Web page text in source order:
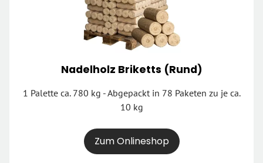
Nadelholz Briketts (Rund)
1 Palette ca. 780 kg - Abgepackt in 78 Paketen zu je ca.
10 kg
Zum Onlineshop